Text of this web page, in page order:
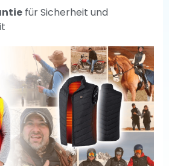
für Sicherheit und